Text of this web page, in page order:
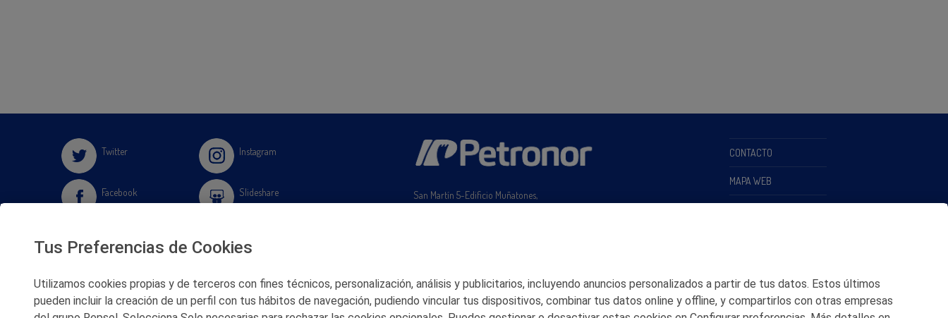
Twitter
Facebook
Instagram
Slideshare
San Martín 5-Edificio Muñatones,
48550 Muskiz (Bizkaia)
CONTACTO
MAPA WEB
CANAL DE ÉTICA
Tus Preferencias de Cookies
Utilizamos cookies propias y de terceros con fines técnicos, personalización, análisis y publicitarios, incluyendo anuncios personalizados a partir de tus datos. Estos últimos
pueden incluir la creación de un perfil con tus hábitos de navegación, pudiendo vincular tus dispositivos, combinar tus datos online y offline, y compartirlos con otras empresas